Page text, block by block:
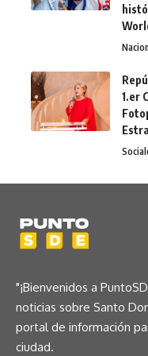
1.er
"¡Bienvenidos a
noticias sobre Santo
portal de información
ciudad.